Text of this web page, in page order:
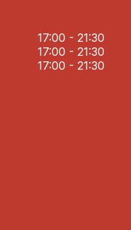
17:00 - 21:30
17:00 - 21:30
17:00 - 21:30